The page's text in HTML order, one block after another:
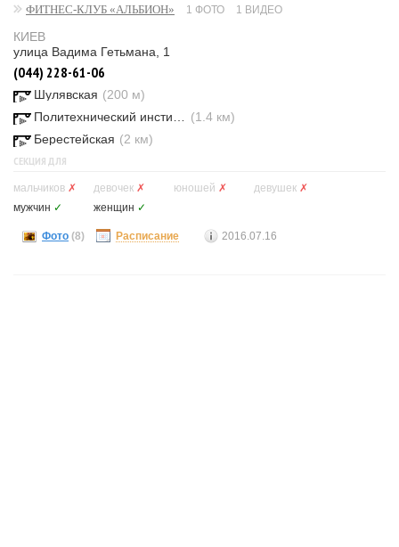
ФИТНЕС-КЛУБ «АЛЬБИОН» 1 ФОТО 1 ВИДЕО
КИЕВ
улица Вадима Гетьмана, 1
(044) 228-61-06
Шулявская (200 м)
(1.4 км)
Берестейская (2 км)
СЕКЦИЯ ДЛЯ
мальчиков ✗ девочек ✗ юношей ✗ девушек ✗
мужчин ✓ женщин ✓
Фото (8) Расписание 2016.07.16